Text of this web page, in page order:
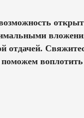
отдачей.